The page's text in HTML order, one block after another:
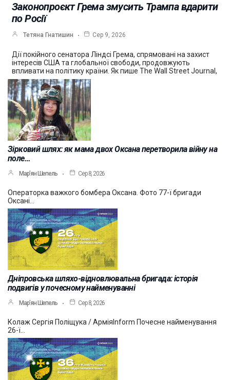
Законопроєкт Грема змусить Трампа вдарити
по Росії
Тетяна Гнатишин Сер 9, 2026
Дії покійного сенатора Ліндсі Грема, спрямовані на захист
інтересів США та глобальної свободи, продовжують
впливати на політику країни. Як пише The Wall Street Journal,
Зірковий шлях: як мама двох Оксана перетворила війну на
поле…
Мар’ян Шепель Сер 8, 2026
Операторка важкого бомбера Оксана. Фото 77-ї бригади
Оксані…
Дніпровська шляхо-відновлювальна бригада: історія
подвигів у почесному найменуванні
Мар’ян Шепель Сер 8, 2026
Колаж Сергія Поліщука / АрміяInform Почесне найменування
26-ї…